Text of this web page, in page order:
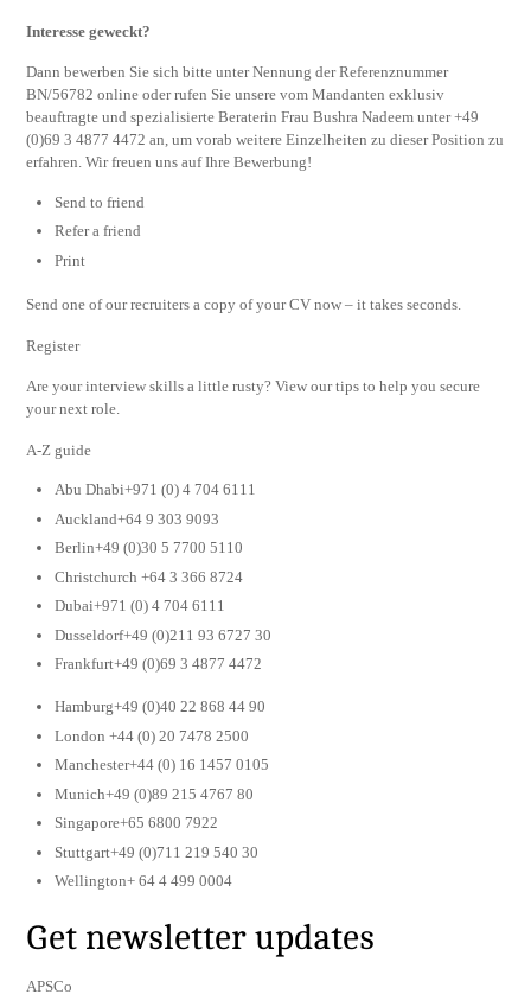
Interesse geweckt?
Dann bewerben Sie sich bitte unter Nennung der Referenznummer
BN/56782 online oder rufen Sie unsere vom Mandanten exklusiv
beauftragte und spezialisierte Beraterin Frau Bushra Nadeem unter +49
(0)69 3 4877 4472 an, um vorab weitere Einzelheiten zu dieser Position zu
erfahren. Wir freuen uns auf Ihre Bewerbung!
Send to friend
Refer a friend
Print
Send one of our recruiters a copy of your CV now – it takes seconds.
Register
Are your interview skills a little rusty? View our tips to help you secure
your next role.
A-Z guide
Abu Dhabi+971 (0) 4 704 6111
Auckland+64 9 303 9093
Berlin+49 (0)30 5 7700 5110
Christchurch +64 3 366 8724
Dubai+971 (0) 4 704 6111
Dusseldorf+49 (0)211 93 6727 30
Frankfurt+49 (0)69 3 4877 4472
Hamburg+49 (0)40 22 868 44 90
London +44 (0) 20 7478 2500
Manchester+44 (0) 16 1457 0105
Munich+49 (0)89 215 4767 80
Singapore+65 6800 7922
Stuttgart+49 (0)711 219 540 30
Wellington+ 64 4 499 0004
Get newsletter updates
APSCo